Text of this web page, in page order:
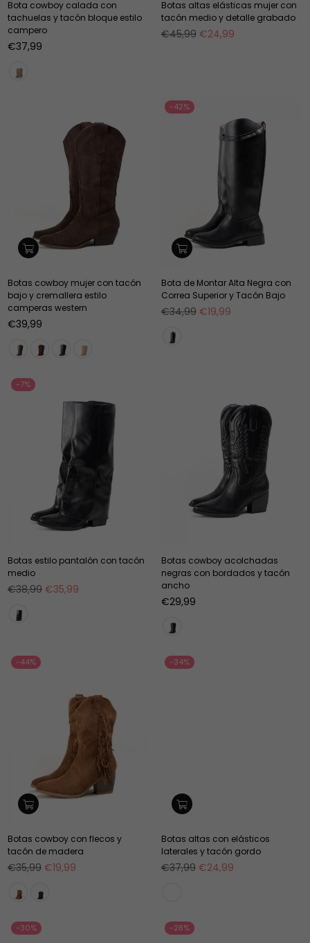
Bota cowboy calada con
tachuelas y tacón bloque estilo
campero
Precio
€37,99
Botas altas elásticas mujer con
tacón medio y detalle grabado
Precio
€45,99 €24,99
Botas cowboy mujer con tacón
bajo y cremallera estilo
camperas western
Precio
€39,99
-42%
Bota de Montar Alta Negra con
Correa Superior y Tacón Bajo
Precio
€34,99 €19,99
-7%
Botas estilo pantalón con tacón
medio
Precio
€38,99 €35,99
Botas cowboy acolchadas
negras con bordados y tacón
ancho
Precio
€29,99
-44%
Botas cowboy con flecos y
tacón de madera
Precio
€35,99 €19,99
-34%
Botas altas con elásticos
laterales y tacón gordo
Precio
€37,99 €24,99
-30% -28%